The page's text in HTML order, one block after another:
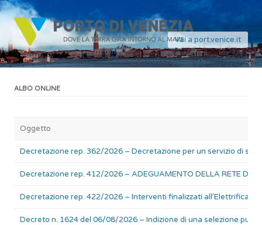
Vai a port.venice.it
ALBO ONLINE
Oggetto
Decretazione rep. 362/2026 – Decretazione per un servizio di
Decretazione rep. 412/2026 – ADEGUAMENTO DELLA RETE
Decretazione rep. 422/2026 – Interventi finalizzati
Decreto n. 1624 del 06/08/2026 – Indizione di una selezione